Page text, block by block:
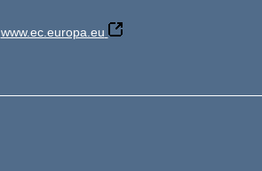
www.ec.europa.eu